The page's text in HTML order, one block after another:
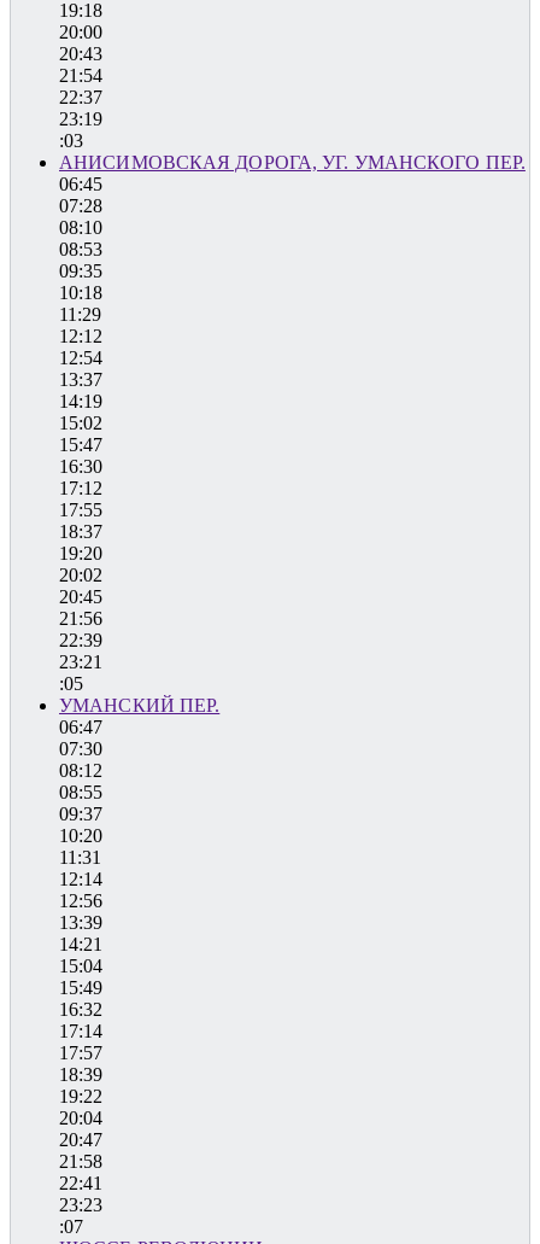
19:18
20:00
20:43
21:54
22:37
23:19
:03
АНИСИМОВСКАЯ ДОРОГА, УГ. УМАНСКОГО ПЕР.
06:45
07:28
08:10
08:53
09:35
10:18
11:29
12:12
12:54
13:37
14:19
15:02
15:47
16:30
17:12
17:55
18:37
19:20
20:02
20:45
21:56
22:39
23:21
:05
УМАНСКИЙ ПЕР.
06:47
07:30
08:12
08:55
09:37
10:20
11:31
12:14
12:56
13:39
14:21
15:04
15:49
16:32
17:14
17:57
18:39
19:22
20:04
20:47
21:58
22:41
23:23
:07